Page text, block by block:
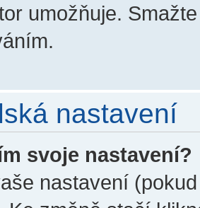
umožňuje.
nastavení
svoje nastavení?
nastavení